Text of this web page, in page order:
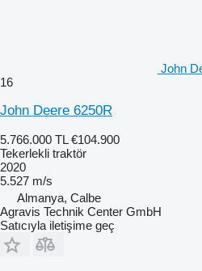
John
16
John Deere 6250R
5.766.000 TL €104.900
Tekerlekli traktör
2020
5.527 m/s
Almanya, Calbe
Agravis Technik Center GmbH
Satıcıyla iletişime geç